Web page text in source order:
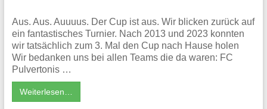
Aus. Aus. Auuuus. Der Cup ist aus. Wir blicken zurück auf
ein fantastisches Turnier. Nach 2013 und 2023 konnten
wir tatsächlich zum 3. Mal den Cup nach Hause holen
Wir bedanken uns bei allen Teams die da waren: FC
Pulvertonis …
Weiterlesen…